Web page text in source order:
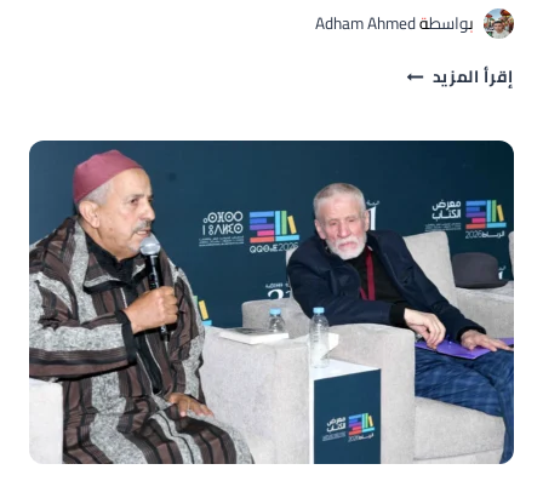
بواسطةAdham Ahmed
إقرأ المزيد المعرض
يكرم
لسان
العرب”:
عبد
الغني
أبو
العزم
سيرة
إبداع
ونضال